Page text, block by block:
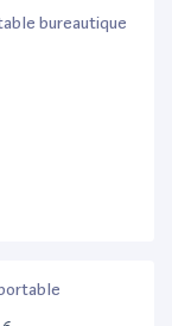
bureautique